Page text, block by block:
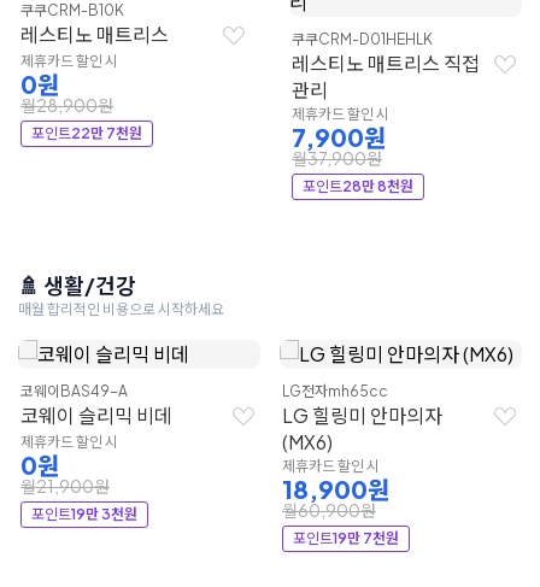
쿠쿠CRM-B10K
레스티노 매트리스
제휴카드 할인 시
0원
월28,900원
포인트22만 7천원
쿠쿠CRM-D01HEHLK
레스티노 매트리스 직접
관리
제휴카드 할인 시
7,900원
월37,900원
포인트28만 8천원
🚿 생활/건강
매월 합리적인 비용으로 시작하세요
코웨이 BAS49-A
코웨이 슬리믹 비데
제휴카드 할인 시
0원
월21,900원
포인트19만 3천원
LG전자mh65cc
LG 힐링미 안마의자
(MX6)
제휴카드 할인 시
18,900원
월60,900원
포인트19만 7천원